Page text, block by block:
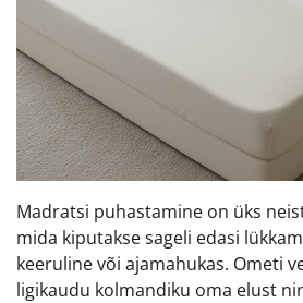
Madratsi puhastamine on üks
mida kiputakse sageli edasi
keeruline või ajamahukas. Ometi
ligikaudu kolmandiku oma elust